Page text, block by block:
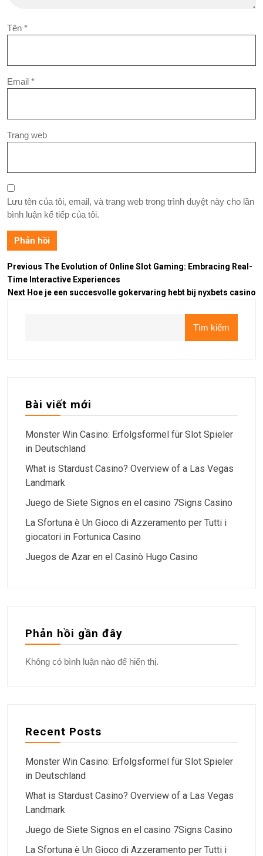
Tên *
Email *
Trang web
Lưu tên của tôi, email, và trang web trong trình duyệt này cho lần
bình luận kế tiếp của tôi.
Previous The Evolution of Online Slot Gaming: Embracing Real-
Time Interactive Experiences
Next Hoe je een succesvolle gokervaring hebt bij nyxbets casino
Tìm kiếm
Bài viết mới
Monster Win Casino: Erfolgsformel für Slot Spieler
in Deutschland
What is Stardust Casino? Overview of a Las Vegas
Landmark
Juego de Siete Signos en el casino 7Signs Casino
La Sfortuna è Un Gioco di Azzeramento per Tutti i
giocatori in Fortunica Casino
Juegos de Azar en el Casinò Hugo Casino
Phản hồi gần đây
Không có bình luận nào để hiển thị.
Recent Posts
Monster Win Casino: Erfolgsformel für Slot Spieler
in Deutschland
What is Stardust Casino? Overview of a Las Vegas
Landmark
Juego de Siete Signos en el casino 7Signs Casino
La Sfortuna è Un Gioco di Azzeramento per Tutti i